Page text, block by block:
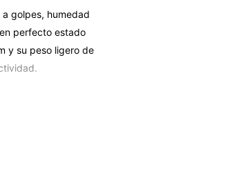
golpes, humedad
perfecto estado
y su peso ligero de
cada segundo